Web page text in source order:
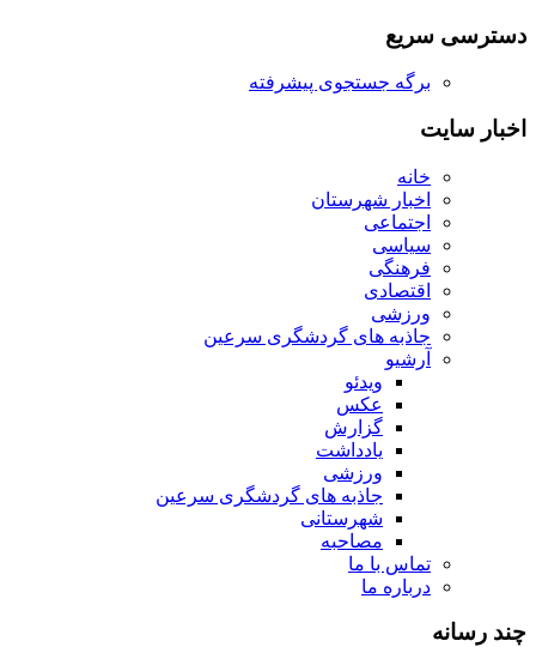
دسترسی سریع
برگه جستجوی پیشرفته
اخبار سایت
خانه
اخبار شهرستان
اجتماعی
سیاسی
فرهنگی
اقتصادی
ورزشی
جاذبه های گردشگری سرعین
آرشیو
ویدئو
عکس
گزارش
یادداشت
ورزشی
جاذبه های گردشگری سرعین
شهرستانی
مصاحبه
تماس با ما
درباره ما
چند رسانه